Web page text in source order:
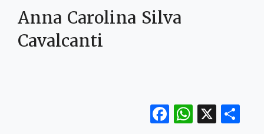
Anna Carolina Silva
Cavalcanti
Facebook
X